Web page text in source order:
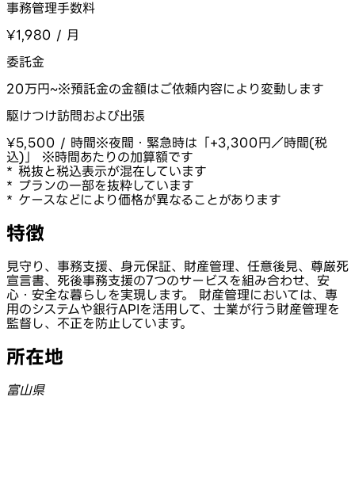
事務管理手数料
¥1,980 / 月
委託金
20万円~※預託金の金額はご依頼内容により変動します
駆けつけ訪問および出張
¥5,500 / 時間※夜間・緊急時は「+3,300円／時間(税
込)」 ※時間あたりの加算額です
* 税抜と税込表示が混在しています
* プランの一部を抜粋しています
* ケースなどにより価格が異なることがあります
特徴
見守り、事務支援、身元保証、財産管理、任意後見、尊厳死
宣言書、死後事務支援の7つのサービスを組み合わせ、安
心・安全な暮らしを実現します。 財産管理においては、専
用のシステムや銀行APIを活用して、士業が行う財産管理を
監督し、不正を防止しています。
所在地
富山県